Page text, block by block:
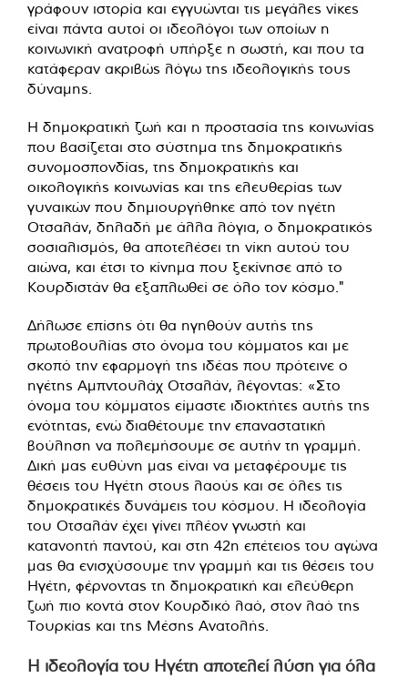
γράφουν ιστορία και εγγυώνται τις μεγάλες νίκες
είναι πάντα αυτοί οι ιδεολόγοι των οποίων η
κοινωνική ανατροφή υπήρξε η σωστή, και που τα
κατάφεραν ακριβώς λόγω της ιδεολογικής τους
δύναμης.
Η δημοκρατική ζωή και η προστασία της κοινωνίας
που βασίζεται στο σύστημα της δημοκρατικής
συνομοσπονδίας, της δημοκρατικής και
οικολογικής κοινωνίας και της ελευθερίας των
γυναικών που δημιουργήθηκε από τον ηγέτη
Οτσαλάν, δηλαδή με άλλα λόγια, ο δημοκρατικός
σοσιαλισμός, θα αποτελέσει τη νίκη αυτού του
αιώνα, και έτσι το κίνημα που ξεκίνησε από το
Κουρδιστάν θα εξαπλωθεί σε όλο τον κόσμο."
Δήλωσε επίσης ότι θα ηγηθούν αυτής της
πρωτοβουλίας στο όνομα του κόμματος και με
σκοπό την εφαρμογή της ιδέας που πρότεινε ο
ηγέτης Αμπντουλάχ Οτσαλάν, λέγοντας: «Στο
όνομα του κόμματος είμαστε ιδιοκτήτες αυτής της
ενότητας, ενώ διαθέτουμε την επαναστατική
βούληση να πολεμήσουμε σε αυτήν τη γραμμή.
Δική μας ευθύνη μας είναι να μεταφέρουμε τις
θέσεις του Ηγέτη στους λαούς και σε όλες τις
δημοκρατικές δυνάμεις του κόσμου. Η ιδεολογία
του Οτσαλάν έχει γίνει πλέον γνωστή και
κατανοητή παντού, και στη 42η επέτειος του αγώνα
μας θα ενισχύσουμε την γραμμή και τις θέσεις του
Ηγέτη, φέρνοντας τη δημοκρατική και ελεύθερη
ζωή πιο κοντά στον Κουρδικό λαό, στον λαό της
Τουρκίας και της Μέσης Ανατολής.
Η ιδεολογία του Ηγέτη αποτελεί λύση για όλα